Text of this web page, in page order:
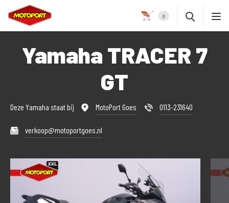
0
Yamaha TRACER 7
GT
Deze Yamaha staat bij MotoPort Goes 0113-231640
verkoop@motoportgoes.nl